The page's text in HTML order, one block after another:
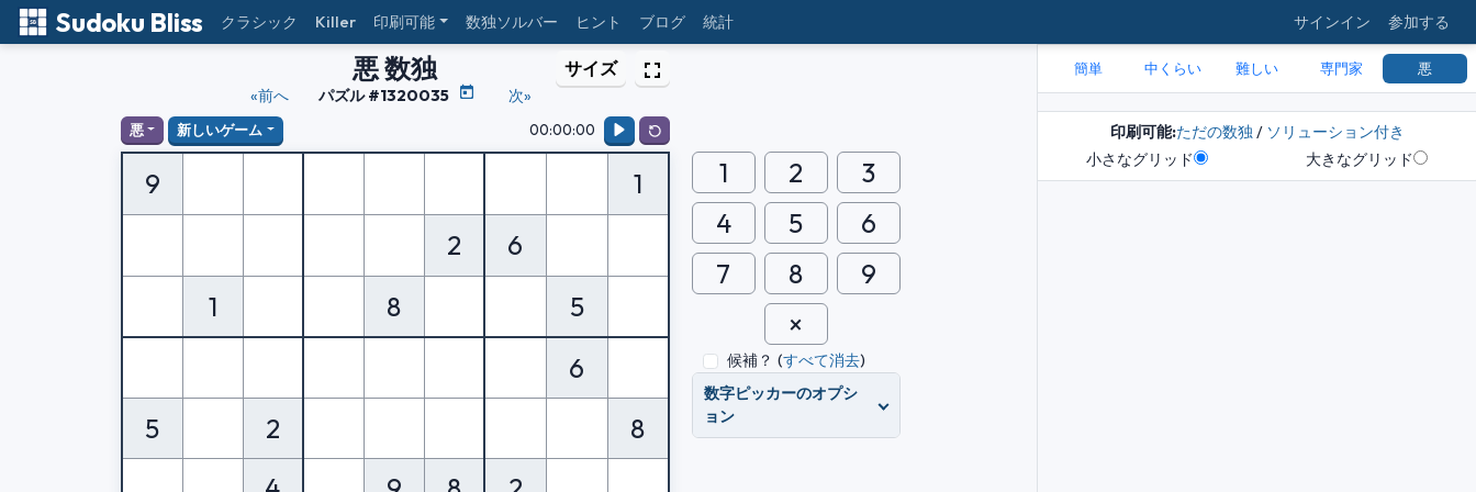
Sudoku Bliss クラシック Killer 印刷可能 数独ソルバー ヒント ブログ 統計 サインイン 参加する
悪 数独 サイズ
«前へ パズル #1320035 次»
悪 新しいゲーム 00:00:00
9
1
2
6
1
8
5
6
5
2
8
1 2
3
4
5
6
7
8 9
候補？ (すべて消去)
数字ピッカーのオプシ
ョン
簡単 中くらい 難しい 専門家 悪
印刷可能:ただの数独 / ソリューション付き
小さなグリッド
大きなグリッド